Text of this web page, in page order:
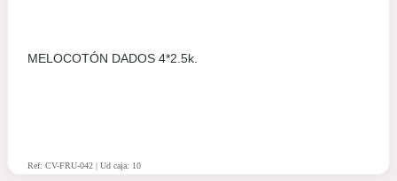
MELOCOTÓN DADOS 4*2.5k.
Ref: CV-FRU-042 | Ud caja: 10